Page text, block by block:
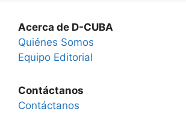
Acerca de D-CUBA
Quiénes Somos
Equipo Editorial
Contáctanos
Contáctanos